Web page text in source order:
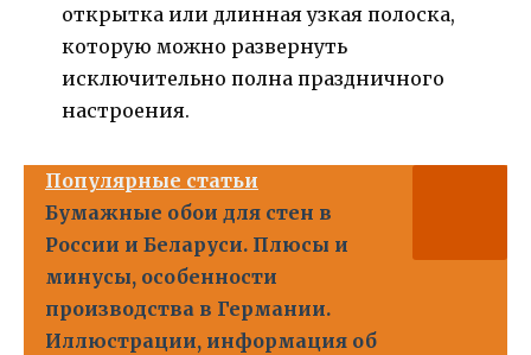
открытка или длинная узкая полоска,
которую можно развернуть
исключительно полна праздничного
настроения.
Популярные статьи
Бумажные обои для стен в
России и Беларуси. Плюсы и
минусы, особенности
производства в Германии.
Иллюстрации, информация об